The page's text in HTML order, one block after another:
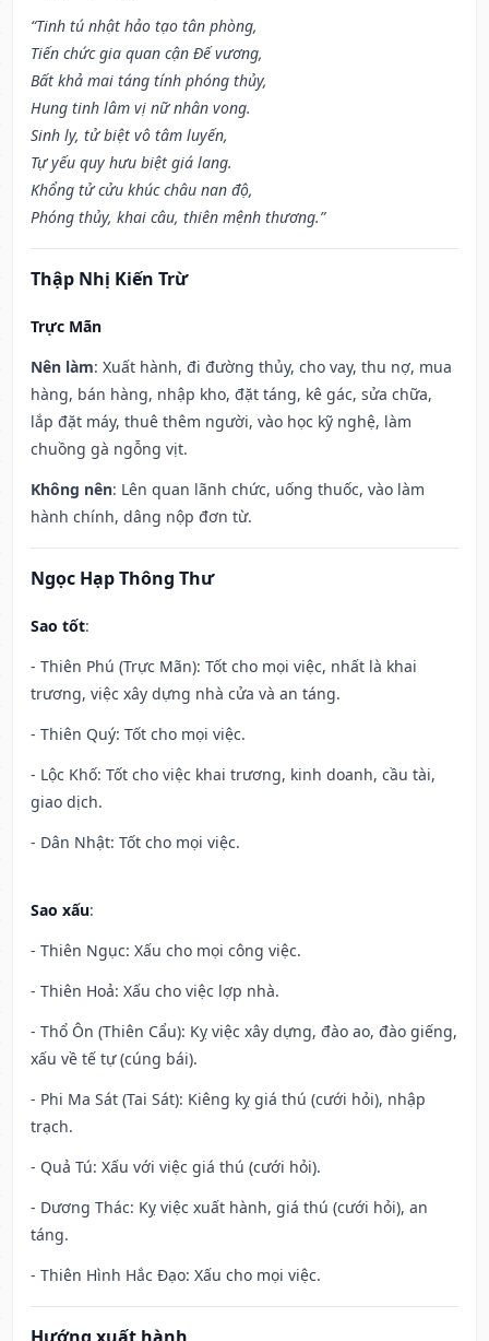
“Tinh tú nhật hảo tạo tân phòng,
Tiến chức gia quan cận Đế vương,
Bất khả mai táng tính phóng thủy,
Hung tinh lâm vị nữ nhân vong.
Sinh ly, tử biệt vô tâm luyến,
Tự yếu quy hưu biệt giá lang.
Khổng tử cửu khúc châu nan độ,
Phóng thủy, khai câu, thiên mệnh thương.”
Thập Nhị Kiến Trừ
Trực Mãn
Nên làm: Xuất hành, đi đường thủy, cho vay, thu nợ, mua
hàng, bán hàng, nhập kho, đặt táng, kê gác, sửa chữa,
lắp đặt máy, thuê thêm người, vào học kỹ nghệ, làm
chuồng gà ngỗng vịt.
Không nên: Lên quan lãnh chức, uống thuốc, vào làm
hành chính, dâng nộp đơn từ.
Ngọc Hạp Thông Thư
Sao tốt:
- Thiên Phú (Trực Mãn): Tốt cho mọi việc, nhất là khai
trương, việc xây dựng nhà cửa và an táng.
- Thiên Quý: Tốt cho mọi việc.
- Lộc Khố: Tốt cho việc khai trương, kinh doanh, cầu tài,
giao dịch.
- Dân Nhật: Tốt cho mọi việc.
Sao xấu:
- Thiên Ngục: Xấu cho mọi công việc.
- Thiên Hoả: Xấu cho việc lợp nhà.
- Thổ Ôn (Thiên Cẩu): Kỵ việc xây dựng, đào ao, đào giếng,
xấu về tế tự (cúng bái).
- Phi Ma Sát (Tai Sát): Kiêng kỵ giá thú (cưới hỏi), nhập
trạch.
- Quả Tú: Xấu với việc giá thú (cưới hỏi).
- Dương Thác: Kỵ việc xuất hành, giá thú (cưới hỏi), an
táng.
- Thiên Hình Hắc Đạo: Xấu cho mọi việc.